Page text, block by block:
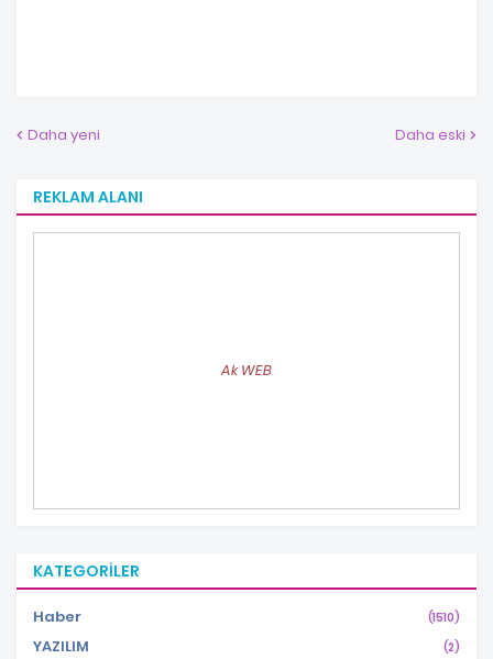
Daha yeni Daha eski
REKLAM ALANI
Ak WEB
KATEGORILER
Haber (1510)
YAZILIM (2)